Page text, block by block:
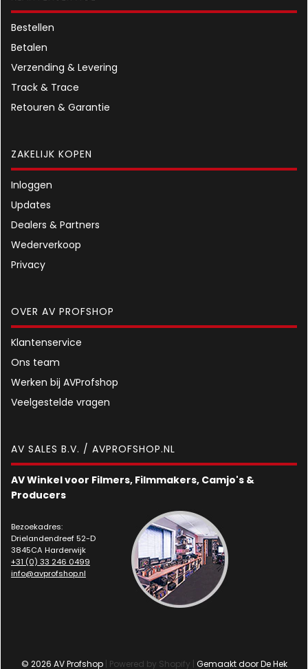
Bestellen
Betalen
Verzending & Levering
Track & Trace
Retouren & Garantie
ZAKELIJK KOPEN
Inloggen
Updates
Dealers & Partners
Wederverkoop
Privacy
OVER AV PROFSHOP
Klantenservice
Ons team
Werken bij AVProfshop
Veelgestelde vragen
AV SALES B.V. / AVPROFSHOP.NL
AV Winkel voor Filmers, Filmmakers, Camjo's &
Producers
Bezoekadres:
Drielandendreef 52-D
3845CA Harderwijk
+31 (0) 33 246 0499
info@avprofshop.nl
© 2026 AV Profshop| Powered by Shopify | Gemaakt door De Hek